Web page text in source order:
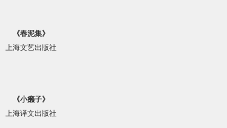
《春泥集》
上海文艺出版社
《小癞子》
上海译文出版社